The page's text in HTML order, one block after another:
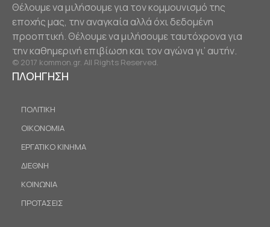
Θέλουμε να μιλήσουμε για τον κομμουνισμό της
εποχής μας, την αναγκαία αλλά όχι δεδομένη
προοπτική. Θέλουμε να μιλήσουμε ταυτόχρονα για
την καθημερινή επιβίωση και τον αγώνα γι’ αυτήν.
© 2017 kommon.gr. All Rights Reserved.
ΠΛΟΗΓΗΣΗ
ΠΟΛΙΤΙΚΗ
ΟΙΚΟΝΟΜΙΑ
ΕΡΓΑΤΙΚΟ ΚΙΝΗΜΑ
ΔΙΕΘΝΗ
ΚΟΙΝΩΝΙΑ
ΠΡΟΤΑΣΕΙΣ